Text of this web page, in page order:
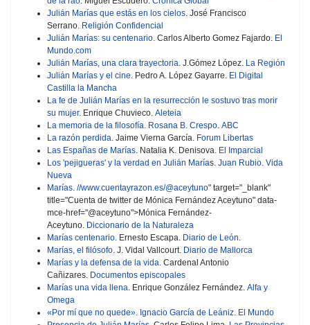
Julián Marías que estás en los cielos . José Francisco
Serrano. Religión Confidencial
Julián Marías: su centenario . Carlos Alberto Gomez Fajardo. El
Mundo.com
Julián Marías, una clara trayectoria . J.Gómez López. La Región
Julián Marías y el cine . Pedro A. López Gayarre. El Digital
Castilla la Mancha
La fe de Julián Marías en la resurrección le sostuvo tras morir
su mujer. Enrique Chuvieco. Aleteia
La memoria de la filosofía Rosana B. Crespo ABC
La razón perdida . Jaime Vierna García. Forum Libertas
Las Españas de Marías . Natalia K. Denisova. El Imparcial
Los 'pejigueras' y la verdad en Julián Marías. Juan Rubio Vida
Nueva
Marías //www.cuentayrazon.es/@aceytuno" target="_blank"
title="Cuenta de twitter de Mónica Fernández Aceytuno" data-
mce-href="@aceytuno">Mónica Fernández-
Aceytuno. Diccionario de la Naturaleza
Marías centenario . Ernesto Escapa. Diario de León
Marías, el filósofo . J. Vidal Vallcourt. Diario de Mallorca
Marías y la defensa de la vida . Cardenal Antonio
Cañizares. Documentos episcopales
Marías una vida llena . Enrique González Fernández. Alfa y
Omega
«Por mí que no quede» Ignacio García de Leániz El Mundo